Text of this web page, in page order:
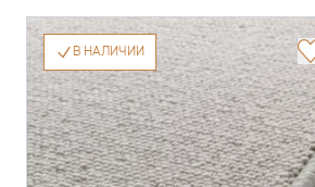
В НАЛИЧИИ